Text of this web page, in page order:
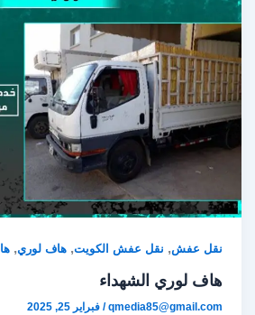
نقل عفش, نقل عفش الكويت,هاف لوري,
هاف لوري الشهداء
qmedia85@gmail.com
/فبراير 25, 2025